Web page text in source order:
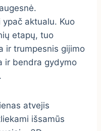
aktualu. Kuo
etapų, tuo
ir trumpesnis gijimo
ir bendra gydymo
atvejis
išsamūs